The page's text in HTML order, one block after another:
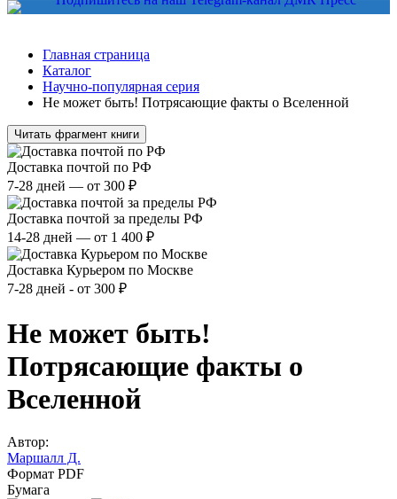
Главная страница
Каталог
Научно-популярная серия
Не может быть! Потрясающие факты о Вселенной
Читать фрагмент книги
Доставка почтой по РФ
7-28 дней — от 300 ₽
Доставка почтой за пределы РФ
14-28 дней — от 1 400 ₽
Доставка Курьером по Москве
7-28 дней - от 300 ₽
Не может быть!
Потрясающие факты о
Вселенной
Автор:
Маршалл Д.
Формат PDF
Бумага